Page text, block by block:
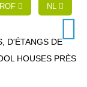
NL
D'ÉTANGS DE
HOUSES PRÈS